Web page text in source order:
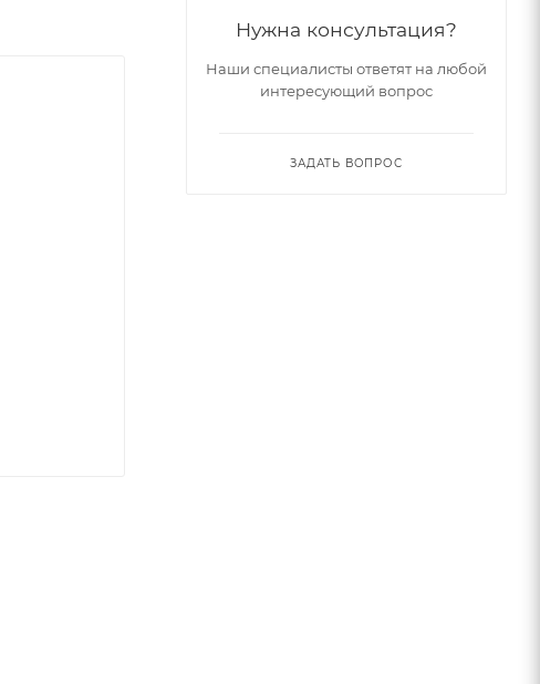
Нужна консультация?
Наши специалисты ответят на любой
интересующий вопрос
ЗАДАТЬ ВОПРОС